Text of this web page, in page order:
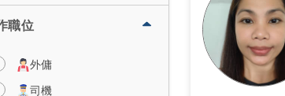
職位
外傭
司機